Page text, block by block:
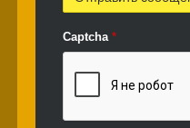
Captcha *